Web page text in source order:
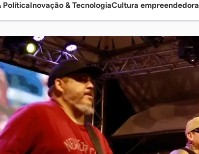
PolíticaInovação & TecnologiaCultura empreendedora